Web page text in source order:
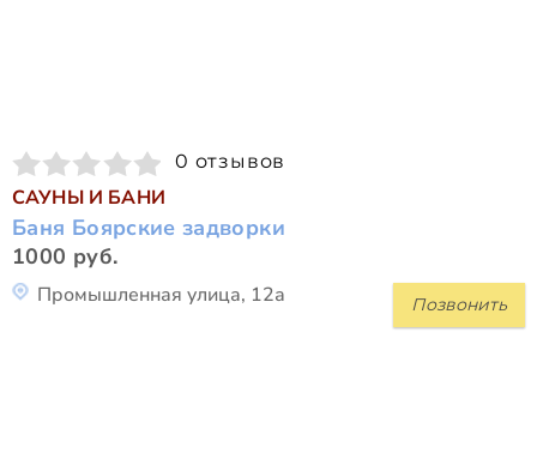
0 отзывов
САУНЫ И БАНИ
Баня Боярские задворки
1000 руб.
Позвонить
Промышленная улица, 12а